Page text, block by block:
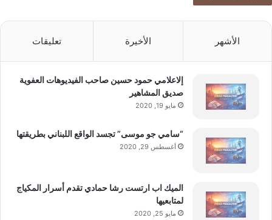
الأشهر الأخيرة تعليقات
إلاعلامي حمود حسين صاحب الفيديوهات العفوية
صديق المشاهير
مايو 19, 2020
“سامي جو موسى” تجسد الواقع اللبناني بطريقتها
أغسطس 29, 2020
الميك اب ارتست رشا حمادي تقدم أسرار المكياج
لمتابعيها
مايو 25, 2020